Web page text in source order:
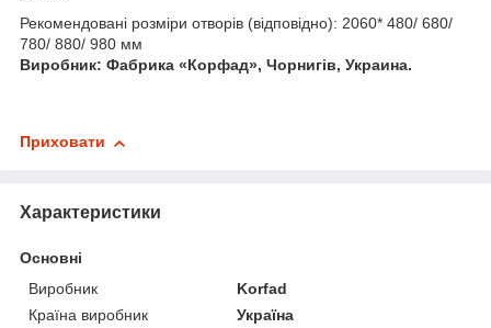
Рекомендовані розміри отворів (відповідно): 2060* 480/ 680/
780/ 880/ 980 мм
Виробник: Фабрика «Корфад», Чорнигів, Украина.
Приховати
Характеристики
Основні
Виробник
Korfad
Країна виробник
Україна